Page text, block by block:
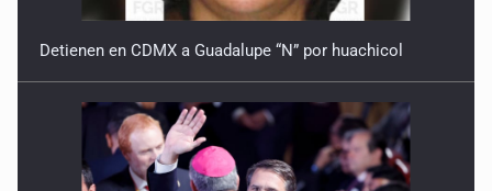
Detienen en CDMX a Guadalupe “N” por huachicol